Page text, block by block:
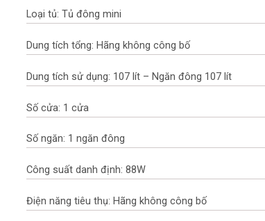
Loại tủ: Tủ đông mini
Dung tích tổng: Hãng không công bố
Dung tích sử dụng: 107 lít – Ngăn đông 107 lít
Số cửa: 1 cửa
Số ngăn: 1 ngăn đông
Công suất danh định: 88W
Điện năng tiêu thụ: Hãng không công bố